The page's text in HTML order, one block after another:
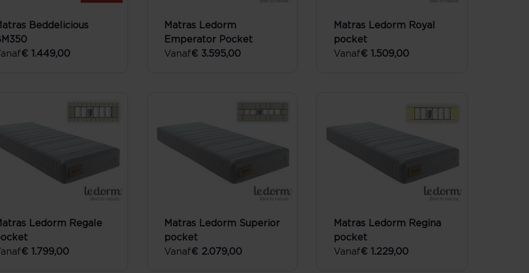
Beddelicious
€ 1.449,00
Matras Ledorm
Emperator Pocket
Vanaf€ 3.595,00
Matras Ledorm Royal
pocket
Vanaf€ 1.509,00
Ledorm Regale
€ 1.799,00
Matras Ledorm Superior
pocket
Vanaf€ 2.079,00
Matras Ledorm Regina
pocket
Vanaf€ 1.229,00